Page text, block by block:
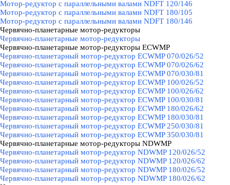
Мотор-редуктор с параллельными валами NDFT 120/146
Мотор-редуктор с параллельными валами NDFT 180/105
Мотор-редуктор с параллельными валами NDFT 180/146
Червячно-планетарные мотор-редукторы
Червячно-планетарные мотор-редукторы
Червячно-планетарные мотор-редукторы ECWMP
Червячно-планетарный мотор-редуктор ECWMP 070/026/52
Червячно-планетарный мотор-редуктор ECWMP 070/026/62
Червячно-планетарный мотор-редуктор ECWMP 070/030/81
Червячно-планетарный мотор-редуктор ECWMP 100/026/52
Червячно-планетарный мотор-редуктор ECWMP 100/026/62
Червячно-планетарный мотор-редуктор ECWMP 100/030/81
Червячно-планетарный мотор-редуктор ECWMP 180/026/62
Червячно-планетарный мотор-редуктор ECWMP 180/030/81
Червячно-планетарный мотор-редуктор ECWMP 250/030/81
Червячно-планетарный мотор-редуктор ECWMP 350/030/81
Червячно-планетарные мотор-редукторы NDWMP
Червячно-планетарный мотор-редуктор NDWMP 120/026/52
Червячно-планетарный мотор-редуктор NDWMP 120/026/62
Червячно-планетарный мотор-редуктор NDWMP 180/026/52
Червячно-планетарный мотор-редуктор NDWMP 180/026/62